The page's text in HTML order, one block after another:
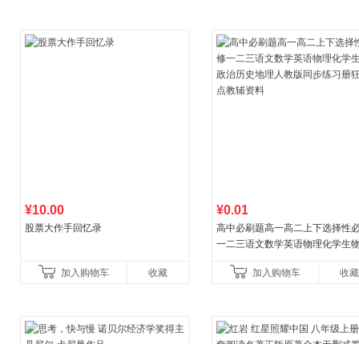
¥10.00
股票大作手回忆录
加入购物车 收藏
¥0.01
高中必刷题高一高二上下选择性
一二三语文数学英语物理化学生
教辅资料加入购物车 收藏